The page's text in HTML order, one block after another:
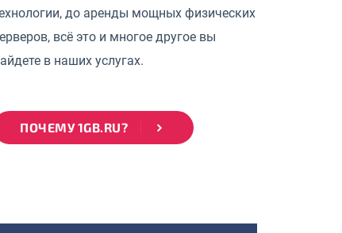
до аренды мощных физических
всё это и многое другое вы
в наших услугах.
ПОЧЕМУ 1GB.RU?